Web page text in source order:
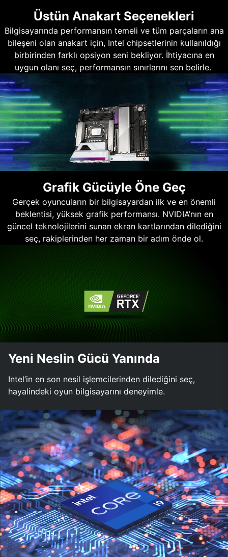
Üstün Anakart Seçenekleri
Bilgisayarında performansın temeli ve tüm parçaların ana
bileşeni olan anakart için, Intel chipsetlerinin kullanıldığı
birbirinden farklı opsiyon seni bekliyor. İhtiyacına en
uygun olanı seç, performansın sınırlarını sen belirle.
Grafik Gücüyle Öne Geç
Gerçek oyuncuların bir bilgisayardan ilk ve en önemli
beklentisi, yüksek grafik performansı. NVIDIA’nın en
güncel teknolojilerini sunan ekran kartlarından dilediğini
seç, rakiplerinden her zaman bir adım önde ol.
Yeni Neslin Gücü Yanında
Intel’in en son nesil işlemcilerinden dilediğini seç,
hayalindeki oyun bilgisayarını deneyimle.